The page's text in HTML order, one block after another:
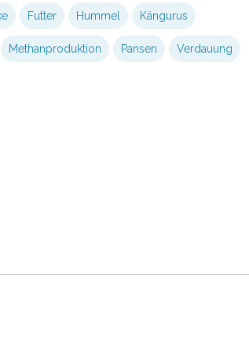
Futter Hummel Kängurus
Methanproduktion Pansen Verdauung